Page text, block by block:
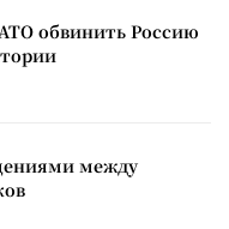
обвинить Россию
между